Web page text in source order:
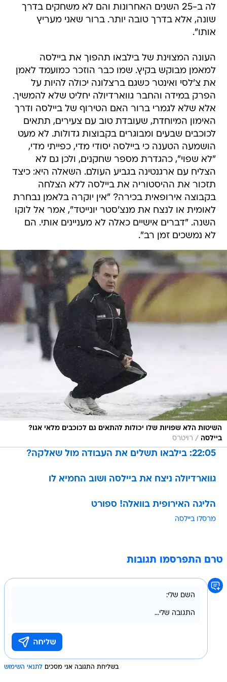
לה ב-25 השנים האחרונות והם לא משחקים בדרך
שונה, אלא בדרך טובה יותר. ברור שאני מעריץ
אותו".
העונה המצוינת של בילבאו תהפוך את ביילסה
למאמן מבוקש בקיץ. שמו כבר הוזכר כמועמד לאמן
את צ'לסי ואינטר כשגם ברצלונה יכולה להיות על
הפרק במידה והחבר גווארדיולה יחליט שלא להמשיך.
אלא שלא לגמרי ברור האם הטירוף של ביילסה ודרך
האימון המיוחדת, שעובדת טוב עם צעירים, תתאים
לכוכבים שבעים ומבוגרים בקבוצות גדולות. לא מעט
הושמעה הטענה כי ביילסה יסודי מדי, כפייתי מדי,
"לא שפוי", כהגדרת מספר שחקנים, ולכן גם לא
הצליח עם ארגנטינה בגביע העולם. השאלה היא: כיצד
תזכור את ההיסטוריה את ביילסה ללא הצלחה
בקבוצה אירופאית בכירה? "אין יוקרה בלאמן נבחרת
לאומית או לנצח את מנצ'סטר יונייטד", אמר אל לוקו
השנה. "דברים אישיים כאלה לא מעניינים אותי. הם
לא נמשכים זמן רב".
השיטות הלא שפויות שלו יכולות להתאים גם לכוכבים מלאי אגו?
ביילסה / רויטרס
22:05: בילבאו תשלים את העבודה מול שאלקה?
גווארדיולה ניצח את ביילסה ושוב החמיא לו
הליגה האירופית בוואלה! ספורט
מרסלו ביילסה
טרם התפרסמו תגובות
בשליחת התגובה אני מסכים לתנאי השימוש